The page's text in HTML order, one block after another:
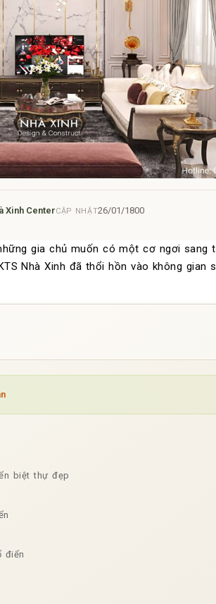
Xinh CenterCẬP NHẬT26/01/1800
gia chủ muốn có một cơ ngơi sang
Nhà Xinh đã thổi hồn vào không gian
biệt thự đẹp
điển